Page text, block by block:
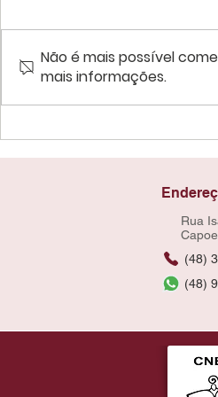
Não é mais possível
mais informações.
Rua
(48)
(48)